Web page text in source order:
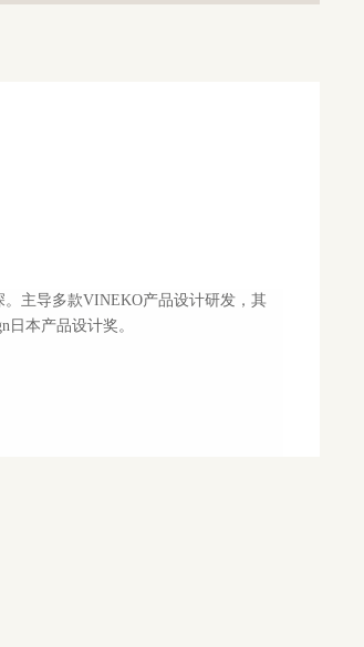
主导多款VINEKO产品设计研发，其
日本产品设计奖。